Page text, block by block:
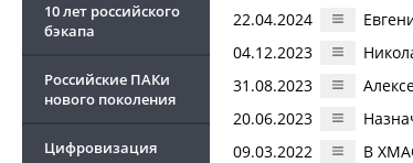
10 лет российского
бэкапа
Российские ПАКи
нового поколения
Цифровизация
22.04.2024
04.12.2023
31.08.2023
20.06.2023
09.03.2022
В